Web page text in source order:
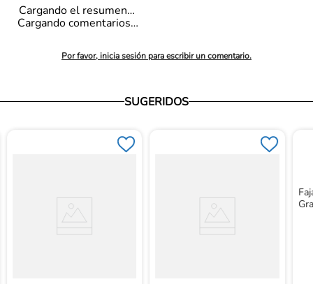
Cargando el resumen…
Por favor, inicia sesión para escribir un comentario.
Cargando comentarios…
SUGERIDOS